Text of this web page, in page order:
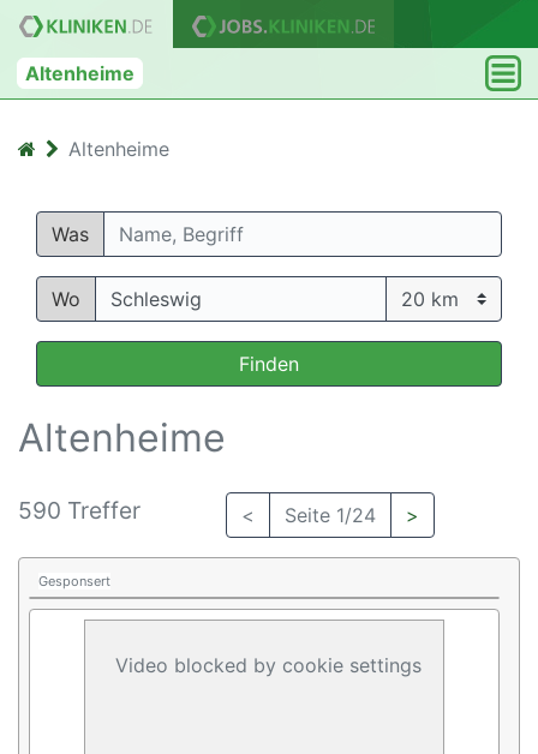
Altenheime
Altenheime
Was
Wo
Finden
Altenheime
590 Treffer < Seite 1/24 >
Gesponsert
Video blocked by cookie settings